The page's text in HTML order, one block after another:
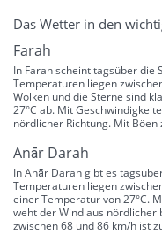
Das Wetter in den
Farah
In Farah scheint tagsüber die
Temperaturen liegen
Wolken und die Sterne sind
27°C ab. Mit
nördlicher Richtung. Mit
Anār Darah
In Anār Darah gibt es
Temperaturen liegen
einer Temperatur von 27°C.
weht der Wind aus nördlicher
zwischen 68 und 86 km/h ist